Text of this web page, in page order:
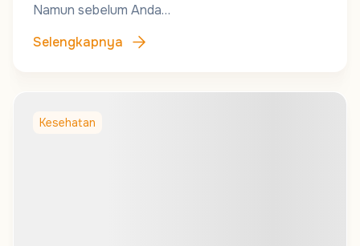
Namun sebelum Anda…
Selengkapnya
Kesehatan